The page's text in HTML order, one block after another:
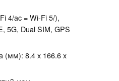
4/ac = Wi-Fi 5/),
5G, Dual SIM, GPS
(мм): 8.4 x 166.6 x